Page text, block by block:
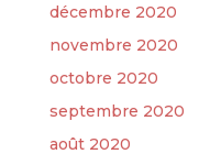
décembre 2020
novembre 2020
octobre 2020
septembre 2020
août 2020